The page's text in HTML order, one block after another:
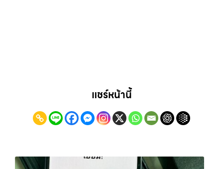
แชร์หน้านี้